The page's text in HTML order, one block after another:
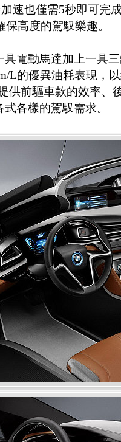
速也僅需5秒即可完
保高度的駕馭樂趣。
具電動馬達加上一具
L的優異油耗表現，
供前驅車款的效率、
各樣的駕馭需求。